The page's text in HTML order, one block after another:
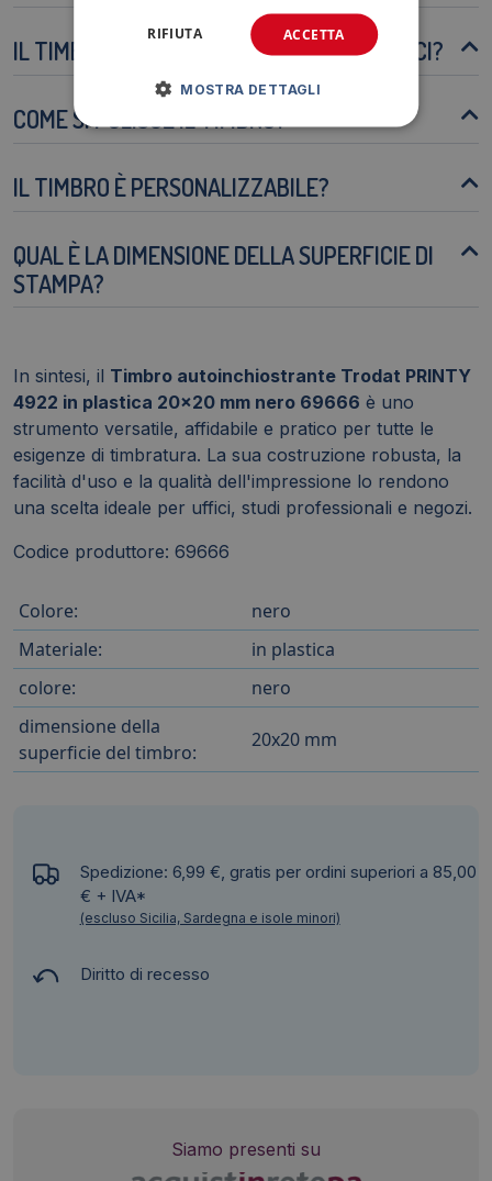
IL TIMBRO È ADATTO A TUTTE LE SUPERFICI?
COME SI PULISCE IL TIMBRO?
IL TIMBRO È PERSONALIZZABILE?
QUAL È LA DIMENSIONE DELLA SUPERFICIE DI
STAMPA?
In sintesi, il Timbro autoinchiostrante Trodat PRINTY
4922 in plastica 20x20 mm nero 69666 è uno
strumento versatile, affidabile e pratico per tutte le
esigenze di timbratura. La sua costruzione robusta, la
facilità d'uso e la qualità dell'impressione lo rendono
una scelta ideale per uffici, studi professionali e negozi.
Codice produttore: 69666
Colore:
nero
Materiale:
in plastica
colore:
nero
dimensione della
superficie del timbro:
20x20 mm
Spedizione: 6,99 €, gratis per ordini superiori a 85,00
€ + IVA*
(escluso Sicilia, Sardegna e isole minori)
Diritto di recesso
Siamo presenti su
ACCETTA
RIFIUTA
MOSTRA DETTAGLI